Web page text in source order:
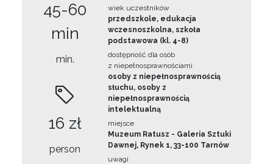
45-60
min
min.
16 zł
person
wiek uczestników
przedszkole, edukacja
wczesnoszkolna, szkoła
podstawowa (kl. 4-8)
dostępność dla osób
z niepełnosprawnościami
osoby z niepełnosprawnością
słuchu, osoby z
niepełnosprawnością
intelektualną
miejsce
Muzeum Ratusz - Galeria Sztuki
Dawnej, Rynek 1, 33-100 Tarnów
uwagi